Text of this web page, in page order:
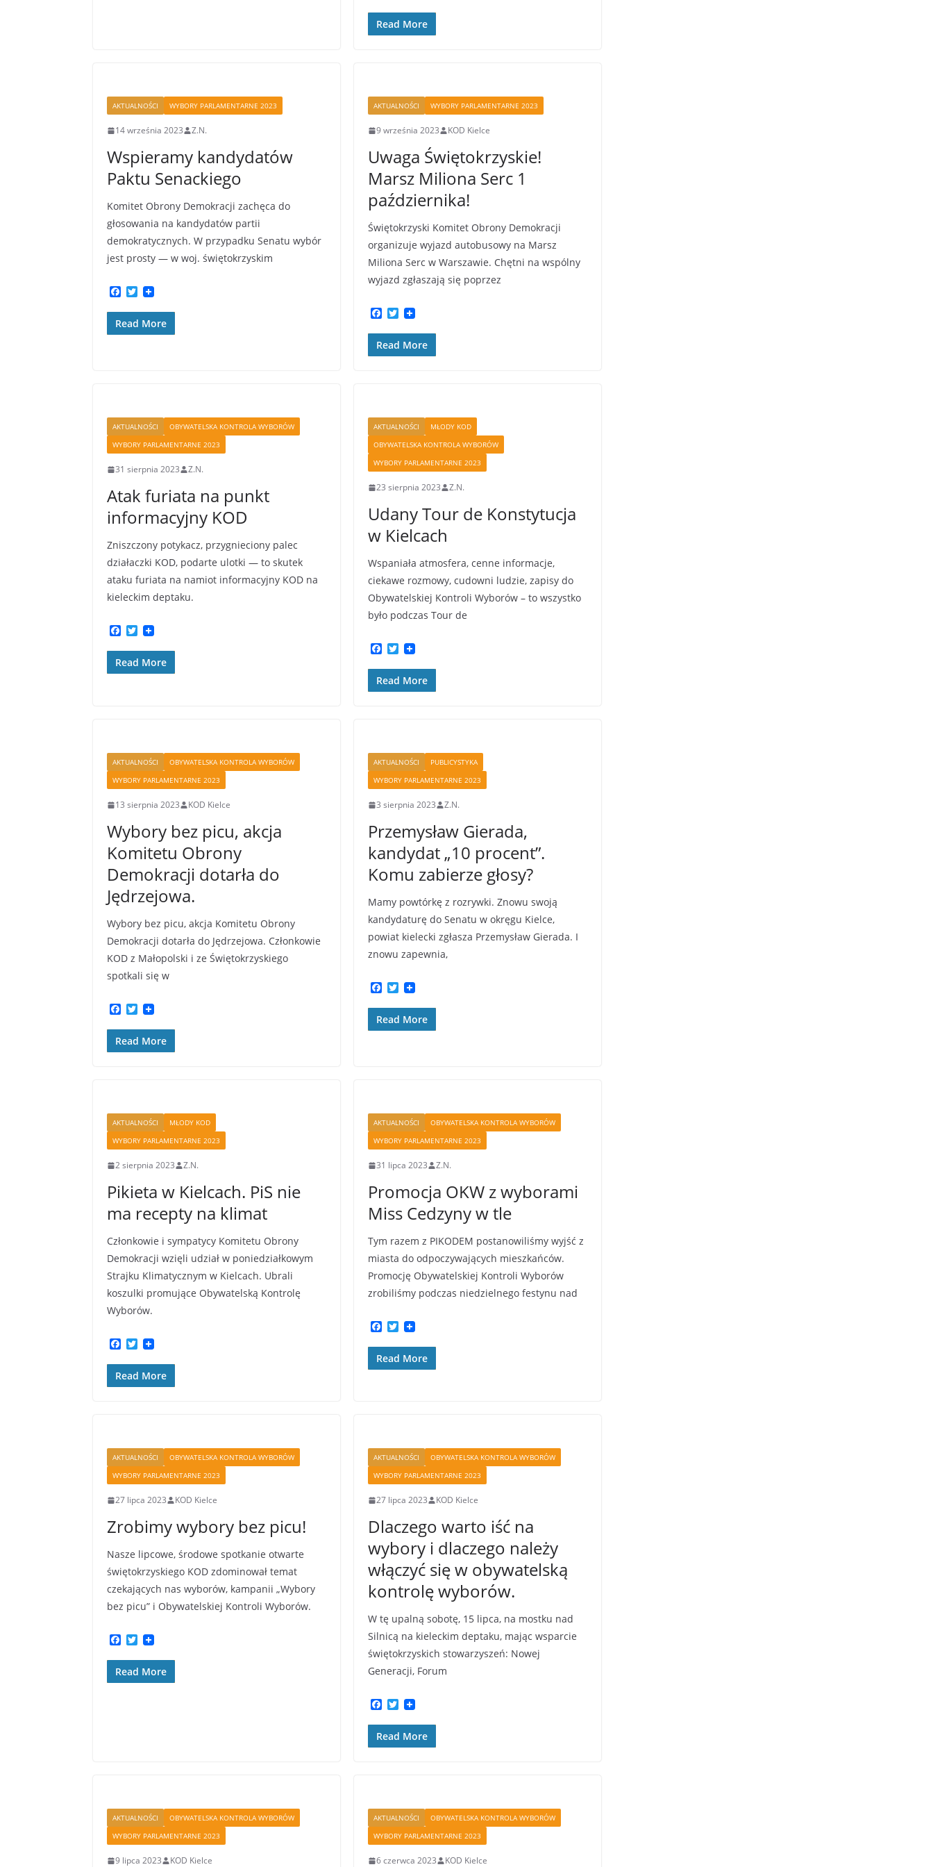
c
e
b
i
t
t
Read More
AKTUALNOŚCI WYBORY PARLAMENTARNE 2023
14 września 2023 Z.N.
Wspieramy kandydatów
Paktu Senackiego
Komitet Obrony Demokracji zachęca do
głosowania na kandydatów partii
demokratycznych. W przypadku Senatu wybór
jest prosty — w woj. świętokrzyskim
F
c
e
b
T
i
t
t
Read More
AKTUALNOŚCI WYBORY PARLAMENTARNE 2023
9 września 2023 KOD Kielce
Uwaga Świętokrzyskie!
Marsz Miliona Serc 1
października!
Świętokrzyski Komitet Obrony Demokracji
organizuje wyjazd autobusowy na Marsz
Miliona Serc w Warszawie. Chętni na wspólny
wyjazd zgłaszają się poprzez
F
c
e
b
T
i
t
t
Read More
AKTUALNOŚCI
OBYWATELSKA KONTROLA WYBORÓW
WYBORY PARLAMENTARNE 2023
31 sierpnia 2023 Z.N.
Atak furiata na punkt
informacyjny KOD
Zniszczony potykacz, przygnieciony palec
działaczki KOD, podarte ulotki — to skutek
ataku furiata na namiot informacyjny KOD na
kieleckim deptaku.
F
c
e
b
T
i
t
t
Read More
AKTUALNOŚCI
MŁODY KOD
OBYWATELSKA KONTROLA WYBORÓW
WYBORY PARLAMENTARNE 2023
23 sierpnia 2023 Z.N.
Udany Tour de Konstytucja
w Kielcach
Wspaniała atmosfera, cenne informacje,
ciekawe rozmowy, cudowni ludzie, zapisy do
Obywatelskiej Kontroli Wyborów – to wszystko
było podczas Tour de
F
c
e
b
T
i
t
t
Read More
AKTUALNOŚCI
OBYWATELSKA KONTROLA WYBORÓW
WYBORY PARLAMENTARNE 2023
13 sierpnia 2023 KOD Kielce
Wybory bez picu, akcja
Komitetu Obrony
Demokracji dotarła do
Jędrzejowa.
Wybory bez picu, akcja Komitetu Obrony
Demokracji dotarła do Jędrzejowa. Członkowie
KOD z Małopolski i ze Świętokrzyskiego
spotkali się w
F
c
e
b
T
i
t
t
Read More
AKTUALNOŚCI
PUBLICYSTYKA
WYBORY PARLAMENTARNE 2023
3 sierpnia 2023 Z.N.
Przemysław Gierada,
kandydat „10 procent”.
Komu zabierze głosy?
Mamy powtórkę z rozrywki. Znowu swoją
kandydaturę do Senatu w okręgu Kielce,
powiat kielecki zgłasza Przemysław Gierada. I
znowu zapewnia,
F
c
e
b
T
i
t
t
Read More
AKTUALNOŚCI
MŁODY KOD
WYBORY PARLAMENTARNE 2023
2 sierpnia 2023 Z.N.
Pikieta w Kielcach. PiS nie
ma recepty na klimat
Członkowie i sympatycy Komitetu Obrony
Demokracji wzięli udział w poniedziałkowym
Strajku Klimatycznym w Kielcach. Ubrali
koszulki promujące Obywatelską Kontrolę
Wyborów.
F
c
e
b
T
i
t
t
Read More
AKTUALNOŚCI
OBYWATELSKA KONTROLA WYBORÓW
WYBORY PARLAMENTARNE 2023
31 lipca 2023 Z.N.
Promocja OKW z wyborami
Miss Cedzyny w tle
Tym razem z PIKODEM postanowiliśmy wyjść z
miasta do odpoczywających mieszkańców.
Promocję Obywatelskiej Kontroli Wyborów
zrobiliśmy podczas niedzielnego festynu nad
F
c
e
b
T
i
t
t
Read More
AKTUALNOŚCI
OBYWATELSKA KONTROLA WYBORÓW
WYBORY PARLAMENTARNE 2023
27 lipca 2023 KOD Kielce
Zrobimy wybory bez picu!
Nasze lipcowe, środowe spotkanie otwarte
świętokrzyskiego KOD zdominował temat
czekających nas wyborów, kampanii „Wybory
bez picu” i Obywatelskiej Kontroli Wyborów.
F
c
e
b
T
i
t
t
Read More
AKTUALNOŚCI
OBYWATELSKA KONTROLA WYBORÓW
WYBORY PARLAMENTARNE 2023
27 lipca 2023 KOD Kielce
Dlaczego warto iść na
wybory i dlaczego należy
włączyć się w obywatelską
kontrolę wyborów.
W tę upalną sobotę, 15 lipca, na mostku nad
Silnicą na kieleckim deptaku, mając wsparcie
świętokrzyskich stowarzyszeń: Nowej
Generacji, Forum
F
c
e
b
T
i
t
t
Read More
AKTUALNOŚCI
OBYWATELSKA KONTROLA WYBORÓW
WYBORY PARLAMENTARNE 2023
9 lipca 2023 KOD Kielce
AKTUALNOŚCI
OBYWATELSKA KONTROLA WYBORÓW
WYBORY PARLAMENTARNE 2023
6 czerwca 2023 KOD Kielce